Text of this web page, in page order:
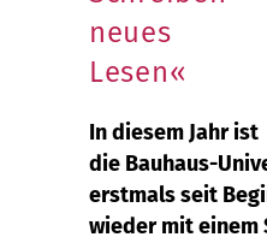
neues
Lesen«
In diesem Jahr ist
die Bauhaus-
erstmals seit
wieder mit einem